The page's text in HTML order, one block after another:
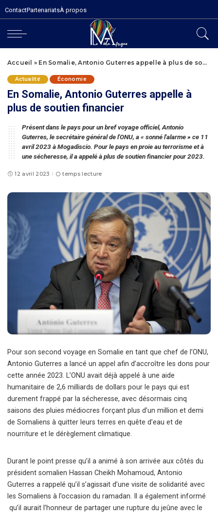
ContactPartenariatsÀ propos
Accueil » En Somalie, Antonio Guterres appelle à plus de soutien financier
Actualité Économie
En Somalie, Antonio Guterres appelle à
plus de soutien financier
Présent dans le pays pour un bref voyage officiel, Antonio
Guterres, le secrétaire général de l'ONU, a « sonné l'alarme » ce 11
avril 2023 à Mogadiscio. Pour le pays en proie au terrorisme et à
une sécheresse, il a appelé à plus de soutien financier pour 2023.
12 avril 2023 temps lecture
Pour son second voyage en Somalie en tant que chef de l’ONU,
Antonio Guterres a lancé un appel afin d’accroître les dons pour
cette année 2023. L’ONU avait déjà appelé à une aide
humanitaire de 2,6 milliards de dollars pour le pays qui est
durement frappé par la sécheresse, avec désormais cinq
saisons des pluies médiocres forçant plus d’un million et demi
de Somaliens à quitter leurs terres en quête d’eau et de
nourriture et le dérèglement climatique.
Durant le point presse qu’il a animé à son arrivée aux côtés du
président somalien Hassan Cheikh Mohamoud, Antonio
Guterres a rappelé qu’il s’agissait d’une visite de solidarité avec
les Somaliens à l’occasion du ramadan. Il a également informé
qu’il aurait l’honneur de partager une rupture du jeûne avec le